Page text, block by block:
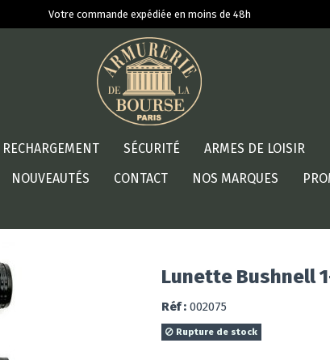
Votre commande expédiée en moins de 48h
RECHARGEMENT SÉCURITÉ ARMES DE LOISIR
NOUVEAUTÉS CONTACT NOS MARQUES
Lunette Bushnell
Réf : 002075
Rupture de stock